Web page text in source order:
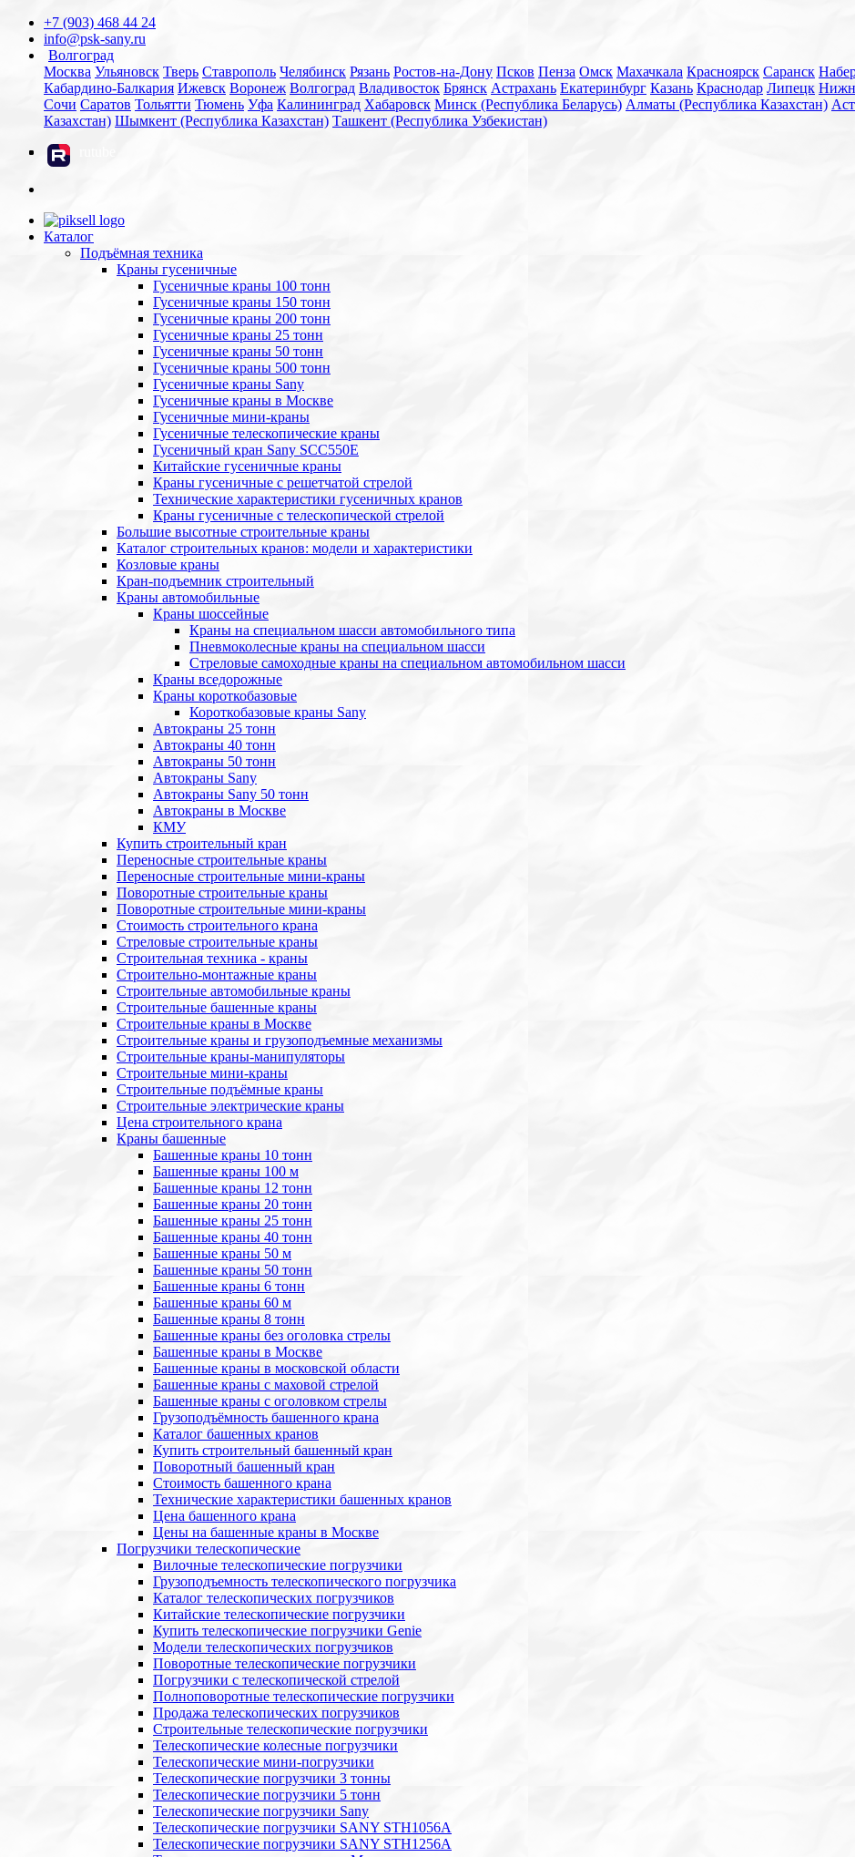
+7 (903) 468 44 24
info@psk-sany.ru
Волгоград
Москва Ульяновск Тверь Ставрополь Челябинск Рязань Ростов-на-Дону Псков Пенза Омск Махачкала Красноярск Саранск
Кабардино-Балкария Ижевск Воронеж Волгоград Владивосток Брянск Астрахань Екатеринбург Казань Краснодар Липецк
Сочи Саратов Тольятти Тюмень Уфа Калининград Хабаровск Минск (Республика Беларусь) Алматы (Республика Казахстан)
Казахстан) Шымкент (Республика Казахстан) Ташкент (Республика Узбекистан)
Каталог
Подъёмная техника
Краны гусеничные
Гусеничные краны 100 тонн
Гусеничные краны 150 тонн
Гусеничные краны 200 тонн
Гусеничные краны 25 тонн
Гусеничные краны 50 тонн
Гусеничные краны 500 тонн
Гусеничные краны Sany
Гусеничные краны в Москве
Гусеничные мини-краны
Гусеничные телескопические краны
Гусеничный кран Sany SCC550E
Китайские гусеничные краны
Краны гусеничные с решетчатой стрелой
Технические характеристики гусеничных кранов
Краны гусеничные с телескопической стрелой
Большие высотные строительные краны
Каталог строительных кранов: модели и характеристики
Козловые краны
Кран-подъемник строительный
Краны автомобильные
Краны шоссейные
Краны на специальном шасси автомобильного типа
Пневмоколесные краны на специальном шасси
Стреловые самоходные краны на специальном автомобильном шасси
Краны вседорожные
Краны короткобазовые
Короткобазовые краны Sany
Автокраны 25 тонн
Автокраны 40 тонн
Автокраны 50 тонн
Автокраны Sany
Автокраны Sany 50 тонн
Автокраны в Москве
КМУ
Купить строительный кран
Переносные строительные краны
Переносные строительные мини-краны
Поворотные строительные краны
Поворотные строительные мини-краны
Стоимость строительного крана
Стреловые строительные краны
Строительная техника - краны
Строительно-монтажные краны
Строительные автомобильные краны
Строительные башенные краны
Строительные краны в Москве
Строительные краны и грузоподъемные механизмы
Строительные краны-манипуляторы
Строительные мини-краны
Строительные подъёмные краны
Строительные электрические краны
Цена строительного крана
Краны башенные
Башенные краны 10 тонн
Башенные краны 100 м
Башенные краны 12 тонн
Башенные краны 20 тонн
Башенные краны 25 тонн
Башенные краны 40 тонн
Башенные краны 50 м
Башенные краны 50 тонн
Башенные краны 6 тонн
Башенные краны 60 м
Башенные краны 8 тонн
Башенные краны без оголовка стрелы
Башенные краны в Москве
Башенные краны в московской области
Башенные краны с маховой стрелой
Башенные краны с оголовком стрелы
Грузоподъёмность башенного крана
Каталог башенных кранов
Купить строительный башенный кран
Поворотный башенный кран
Стоимость башенного крана
Технические характеристики башенных кранов
Цена башенного крана
Цены на башенные краны в Москве
Погрузчики телескопические
Вилочные телескопические погрузчики
Грузоподъемность телескопического погрузчика
Каталог телескопических погрузчиков
Китайские телескопические погрузчики
Купить телескопические погрузчики Genie
Модели телескопических погрузчиков
Поворотные телескопические погрузчики
Погрузчики с телескопической стрелой
Полноповоротные телескопические погрузчики
Продажа телескопических погрузчиков
Строительные телескопические погрузчики
Телескопические колесные погрузчики
Телескопические мини-погрузчики
Телескопические погрузчики 3 тонны
Телескопические погрузчики 5 тонн
Телескопические погрузчики Sany
Телескопические погрузчики SANY STH1056А
Телескопические погрузчики SANY STH1256A